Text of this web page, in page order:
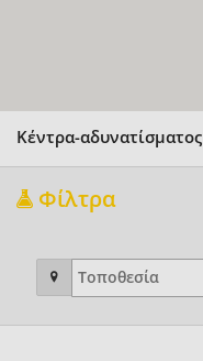
Κέντρα-αδυνατίσματος
Φίλτρα